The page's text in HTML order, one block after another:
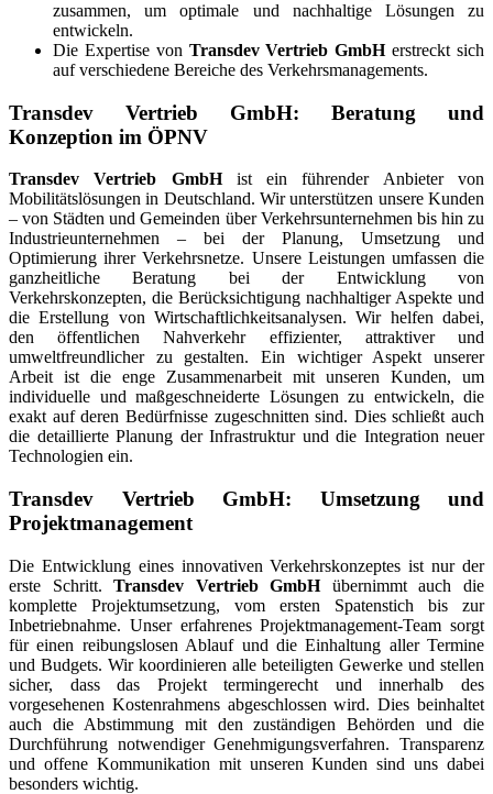
zusammen, um optimale und nachhaltige Lösungen zu
entwickeln.
Die Expertise von Transdev Vertrieb GmbHerstreckt sich
auf verschiedene Bereiche des Verkehrsmanagements.
Transdev Vertrieb GmbH: Beratung und
Konzeption im ÖPNV
Transdev Vertrieb GmbHist ein führender Anbieter von
Mobilitätslösungen in Deutschland. Wir unterstützen unsere Kunden
– von Städten und Gemeinden über Verkehrsunternehmen bis hin zu
Industrieunternehmen – bei der Planung, Umsetzung und
Optimierung ihrer Verkehrsnetze. Unsere Leistungen umfassen die
ganzheitliche Beratung bei der Entwicklung von
Verkehrskonzepten, die Berücksichtigung nachhaltiger Aspekte und
die Erstellung von Wirtschaftlichkeitsanalysen. Wir helfen dabei,
den öffentlichen Nahverkehr effizienter, attraktiver und
umweltfreundlicher zu gestalten. Ein wichtiger Aspekt unserer
Arbeit ist die enge Zusammenarbeit mit unseren Kunden, um
individuelle und maßgeschneiderte Lösungen zu entwickeln, die
exakt auf deren Bedürfnisse zugeschnitten sind. Dies schließt auch
die detaillierte Planung der Infrastruktur und die Integration neuer
Technologien ein.
Transdev Vertrieb GmbH: Umsetzung und
Projektmanagement
Die Entwicklung eines innovativen Verkehrskonzeptes ist nur der
erste Schritt.Transdev Vertrieb GmbHübernimmt auch die
komplette Projektumsetzung, vom ersten Spatenstich bis zur
Inbetriebnahme. Unser erfahrenes Projektmanagement-Team sorgt
für einen reibungslosen Ablauf und die Einhaltung aller Termine
und Budgets. Wir koordinieren alle beteiligten Gewerke und stellen
sicher, dass das Projekt termingerecht und innerhalb des
vorgesehenen Kostenrahmens abgeschlossen wird. Dies beinhaltet
auch die Abstimmung mit den zuständigen Behörden und die
Durchführung notwendiger Genehmigungsverfahren. Transparenz
und offene Kommunikation mit unseren Kunden sind uns dabei
besonders wichtig.